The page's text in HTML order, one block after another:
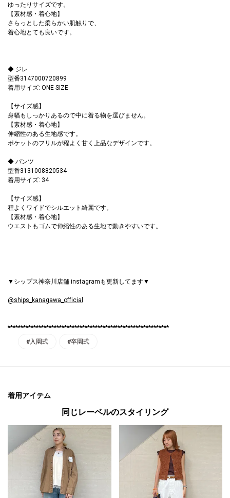
ゆったりサイズです。
【素材感・着心地】
さらっとした柔らかい肌触りで、
着心地とても良いです。
◆ ジレ
型番3147000720899
着用サイズ: ONE SIZE
【サイズ感】
身幅もしっかりあるので中に着る物を選びません。
【素材感・着心地】
伸縮性のある生地感です。
ポケットのフリルが程よく甘く上品なデザインです。
◆ パンツ
型番3131008820534
着用サイズ: 34
【サイズ感】
程よくワイドでシルエット綺麗です。
【素材感・着心地】
ウエストもゴムで伸縮性のある生地で動きやすいです。
▼シップス神奈川店舗 instagramも更新してます▼
@ships_kanagawa_official
***************************************************************
#入園式
#卒園式
着用アイテム
同じレーベルのスタイリング